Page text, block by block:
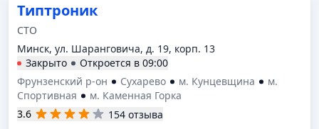
Типтроник
СТО
Минск, ул. Шаранговича, д. 19, корп. 13
Закрыто
Откроется в 09:00
Фрунзенский р-он
Сухарево м. Кунцевщина
м.
Спортивная
м. Каменная Горка
3.6
154 отзыва